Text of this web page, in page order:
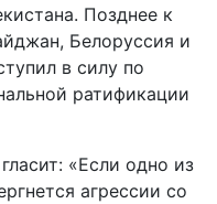
Позднее к
Белоруссия и
в силу по
ратификации
«Если одно из
агрессии со